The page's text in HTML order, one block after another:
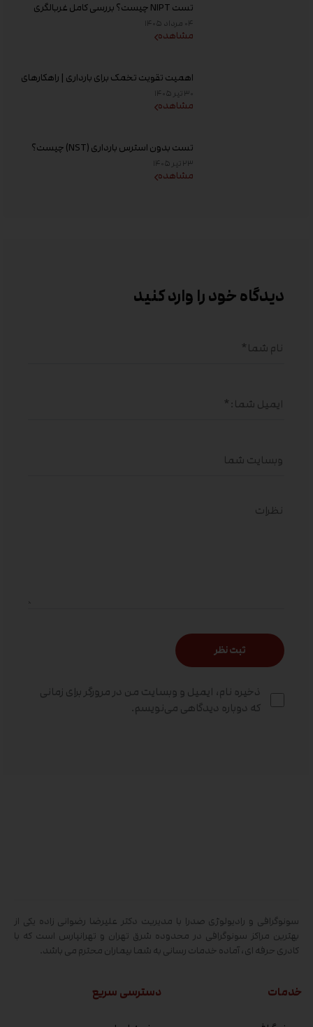
تست NIPT چیست؟ بررسی کامل غربالگری
غیر تهاجمی پیش از تولد، زمان انجام و تفسیر
جواب
۰۴ مرداد ۱۴۰۵
مشاهده
اهمیت تقویت تخمک برای بارداری | راهکارهای
افزایش کیفیت تخمک و شانس باروری
۳۰ تیر ۱۴۰۵
مشاهده
تست بدون استرس بارداری (NST) چیست؟
زمان انجام و تفسیر نتیجه
۲۳ تیر ۱۴۰۵
مشاهده
دیدگاه خود را وارد کنید
ذخیره نام، ایمیل و وبسایت من در مرورگر برای زمانی
که دوباره دیدگاهی می‌نویسم.
سونوگرافی و رادیولوژی صدرا با مدیریت دکتر علیرضا رضوانی زاده یکی از
بهترین مراکز سونوگرافی در محدوده شرق تهران و تهرانپارس است که با
کادری حرفه ای، آماده خدمات رسانی به شما بیماران محترم می باشد.
خدمات دسترسی سریع